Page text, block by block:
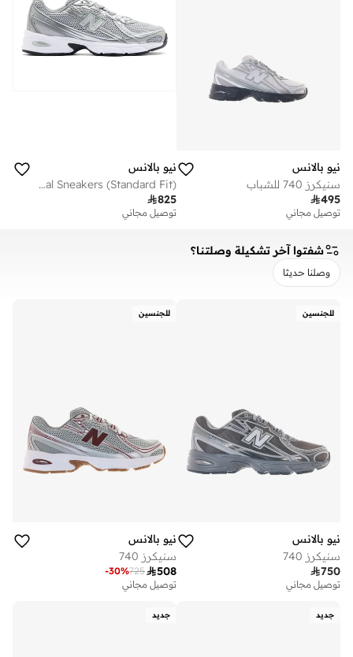
نيو بالانس
سنيكرز 740 للشباب
495
توصيل مجاني
نيو بالانس
Unisex 740 casual Sneakers (Standard Fit)
825
توصيل مجاني
شفتوا آخر تشكيلة وصلتنا؟
وصلنا حديثا
للجنسين
نيو بالانس
سنيكرز 740
750
توصيل مجاني
للجنسين
نيو بالانس
سنيكرز 740
508
725
-30%
توصيل مجاني
جديد جديد